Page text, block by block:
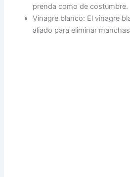
prenda como de costumbre.
Vinagre blanco: El vinagre
aliado para eliminar